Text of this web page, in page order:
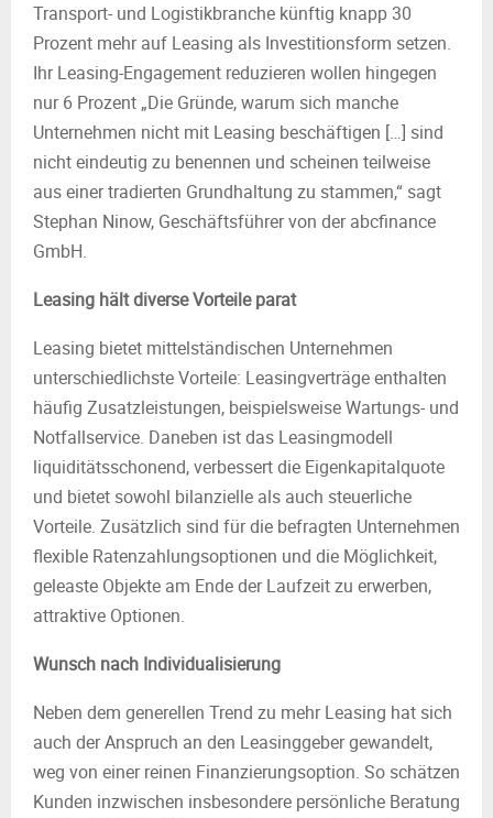
Transport- und Logistikbranche künftig knapp 30
Prozent mehr auf Leasing als Investitionsform setzen.
Ihr Leasing-Engagement reduzieren wollen hingegen
nur 6 Prozent „Die Gründe, warum sich manche
Unternehmen nicht mit Leasing beschäftigen […] sind
nicht eindeutig zu benennen und scheinen teilweise
aus einer tradierten Grundhaltung zu stammen,“ sagt
Stephan Ninow, Geschäftsführer von der abcfinance
GmbH.
Leasing hält diverse Vorteile parat
Leasing bietet mittelständischen Unternehmen
unterschiedlichste Vorteile: Leasingverträge enthalten
häufig Zusatzleistungen, beispielsweise Wartungs- und
Notfallservice. Daneben ist das Leasingmodell
liquiditätsschonend, verbessert die Eigenkapitalquote
und bietet sowohl bilanzielle als auch steuerliche
Vorteile. Zusätzlich sind für die befragten Unternehmen
flexible Ratenzahlungsoptionen und die Möglichkeit,
geleaste Objekte am Ende der Laufzeit zu erwerben,
attraktive Optionen.
Wunsch nach Individualisierung
Neben dem generellen Trend zu mehr Leasing hat sich
auch der Anspruch an den Leasinggeber gewandelt,
weg von einer reinen Finanzierungsoption. So schätzen
Kunden inzwischen insbesondere persönliche Beratung